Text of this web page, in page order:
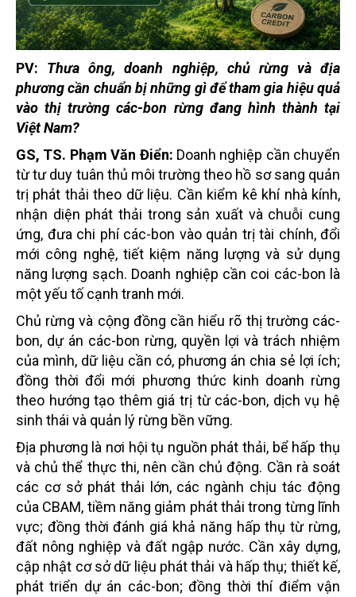
PV: Thưa ông, doanh nghiệp, chủ rừng và địa
phương cần chuẩn bị những gì để tham gia hiệu quả
vào thị trường các-bon rừng đang hình thành tại
Việt Nam?
GS, TS. Phạm Văn Điển: Doanh nghiệp cần chuyển
từ tư duy tuân thủ môi trường theo hồ sơ sang quản
trị phát thải theo dữ liệu. Cần kiểm kê khí nhà kính,
nhận diện phát thải trong sản xuất và chuỗi cung
ứng, đưa chi phí các-bon vào quản trị tài chính, đổi
mới công nghệ, tiết kiệm năng lượng và sử dụng
năng lượng sạch. Doanh nghiệp cần coi các-bon là
một yếu tố cạnh tranh mới.
Chủ rừng và cộng đồng cần hiểu rõ thị trường các-
bon, dự án các-bon rừng, quyền lợi và trách nhiệm
của mình, dữ liệu cần có, phương án chia sẻ lợi ích;
đồng thời đổi mới phương thức kinh doanh rừng
theo hướng tạo thêm giá trị từ các-bon, dịch vụ hệ
sinh thái và quản lý rừng bền vững.
Địa phương là nơi hội tụ nguồn phát thải, bể hấp thụ
và chủ thể thực thi, nên cần chủ động. Cần rà soát
các cơ sở phát thải lớn, các ngành chịu tác động
của CBAM, tiềm năng giảm phát thải trong từng lĩnh
vực; đồng thời đánh giá khả năng hấp thụ từ rừng,
đất nông nghiệp và đất ngập nước. Cần xây dựng,
cập nhật cơ sở dữ liệu phát thải và hấp thụ; thiết kế,
phát triển dự án các-bon; đồng thời thí điểm vận